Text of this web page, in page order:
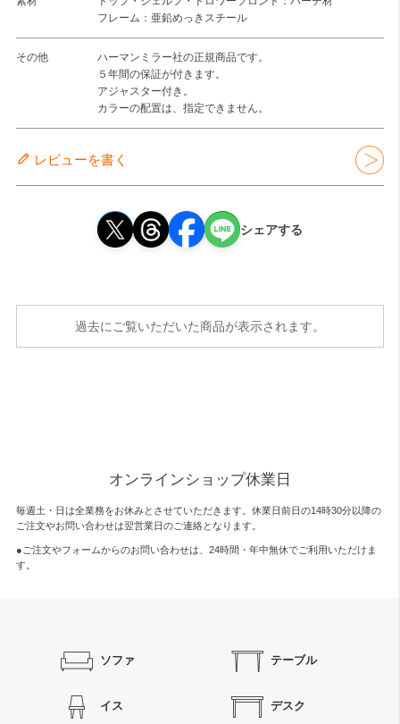
フレーム：亜鉛めっきスチール
その他
ハーマンミラー社の正規商品です。
５年間の保証が付きます。
アジャスター付き。
カラーの配置は、指定できません。
レビューを書く
シェアする
過去にご覧いただいた商品が表示されます。
オンラインショップ休業日
毎週土・日は全業務をお休みとさせていただきます。休業日前日の14時30分以降の
ご注文やお問い合わせは翌営業日のご連絡となります。
●ご注文やフォームからのお問い合わせは、 24時間・年中無休でご利用いただけま
す。
ソファ テーブル
イス デスク